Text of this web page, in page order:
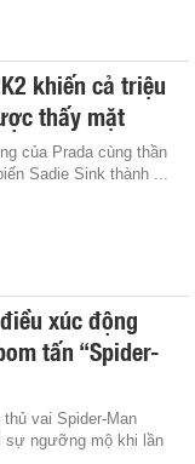
khiến cả triệu
thấy mặt
của Prada cùng thần
Sadie Sink thành ...
xúc động
tấn “Spider-
thủ vai Spider-Man
sự ngưỡng mộ khi lần